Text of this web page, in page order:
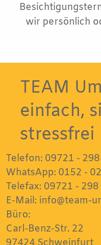
wir persönlich
TEAM
einfach,
stressfrei
Telefon: 09721 -
WhatsApp: 0152 -
Telefax: 09721 - 298
E-Mail: info@team-
Büro:
Carl-Benz-Str. 22